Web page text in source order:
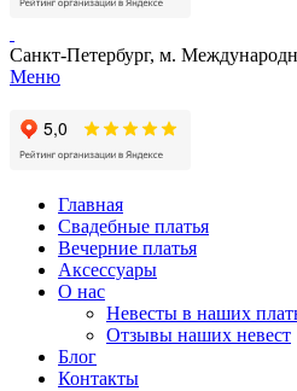
Санкт-Петербург, м.
Меню
Главная
Свадебные платья
Вечерние платья
Аксессуары
О нас
Невесты в наших
Отзывы наших невест
Блог
Контакты